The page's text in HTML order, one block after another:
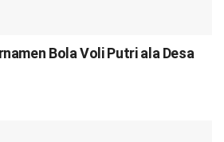
Bola Voli Putri ala Desa